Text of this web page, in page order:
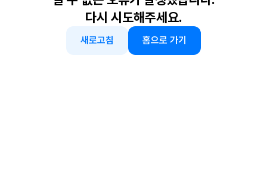
다시 시도해주세요.
새로고침 홈으로 가기